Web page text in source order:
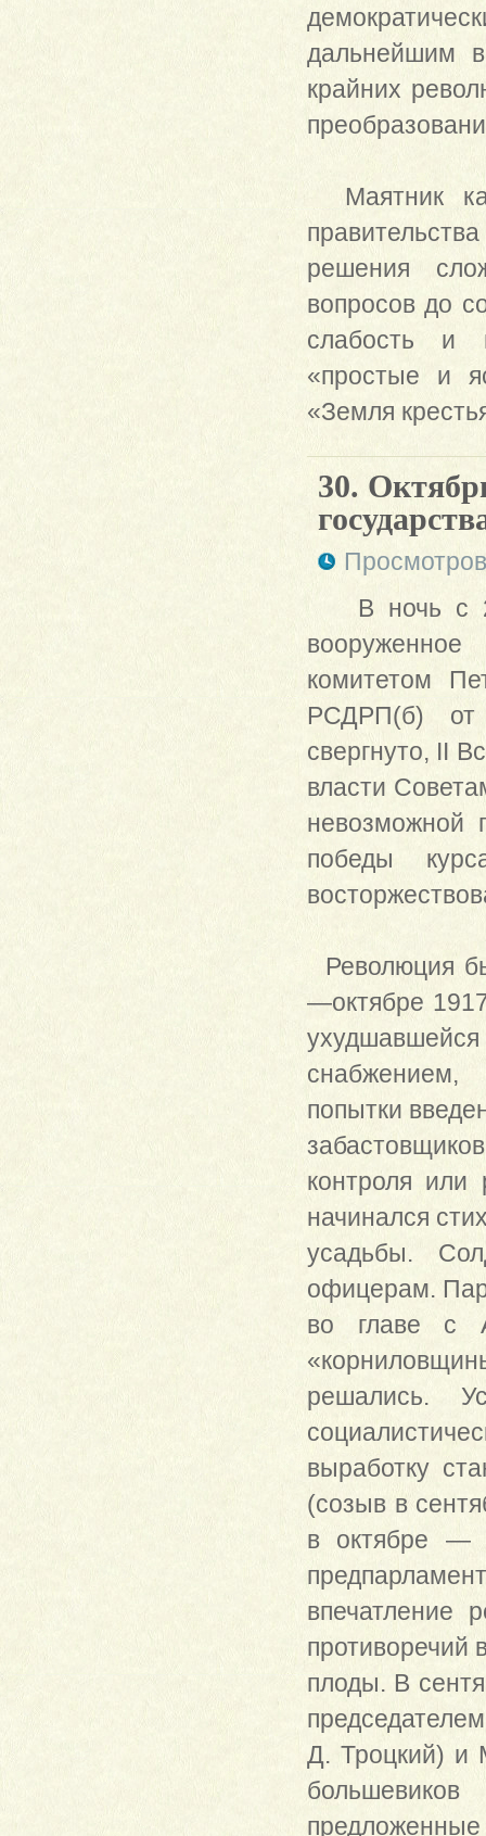
дальнейшим
крайних
Маятник
решения
вопросов до
слабость и
«простые и
«Земля
30.
В ночь с
вооруженное
комитетом
РСДРП(б) от
свергнуто, II
власти
невозможной
победы
Революция
—октябре
снабжением,
попытки
контроля или
начинался
усадьбы.
офицерам.
во главе с
решались.
выработку
(созыв в
в октябре —
впечатление
противоречий
плоды. В
Д. Троцкий) и